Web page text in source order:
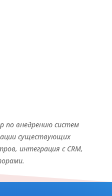
по внедрению систем
существующих
интеграция с CRM,